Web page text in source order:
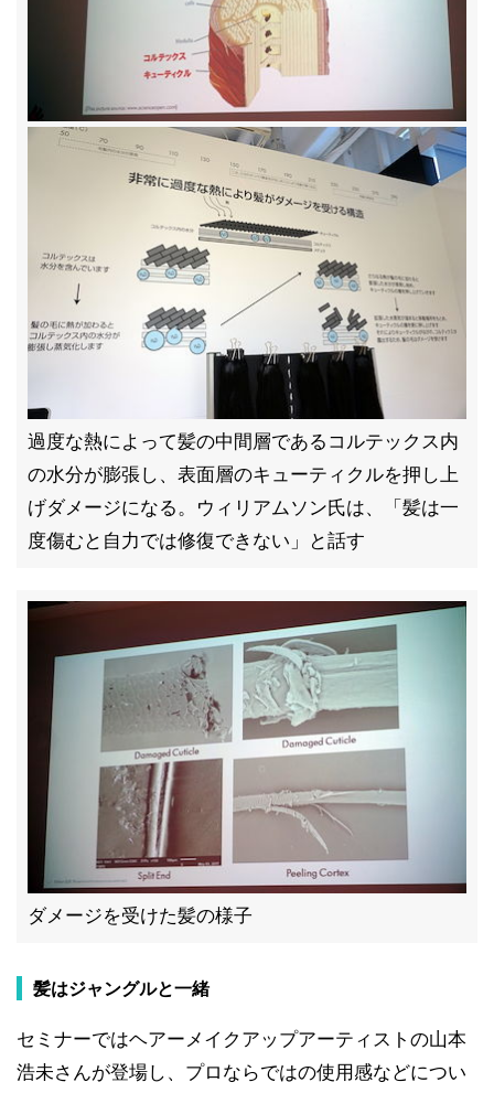
過度な熱によって髪の中間層であるコルテックス内
の水分が膨張し、表面層のキューティクルを押し上
げダメージになる。ウィリアムソン氏は、「髪は一
度傷むと自力では修復できない」と話す
ダメージを受けた髪の様子
髪はジャングルと一緒
セミナーではヘアーメイクアップアーティストの山本
浩未さんが登場し、プロならではの使用感などについ